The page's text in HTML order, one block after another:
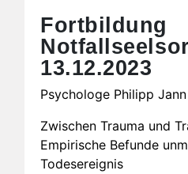
Fortbildung
13.12.2023
Psychologe Philipp Jann
Zwischen Trauma und
Empirische Befunde
Todesereignis